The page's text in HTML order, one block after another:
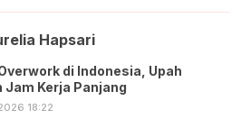
Hapsari
di Indonesia, Upah
Jam Kerja Panjang
18:22